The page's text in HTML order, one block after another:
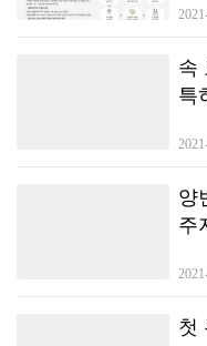
고 오실로스코프가 나타나면
속
특
양
주
첫